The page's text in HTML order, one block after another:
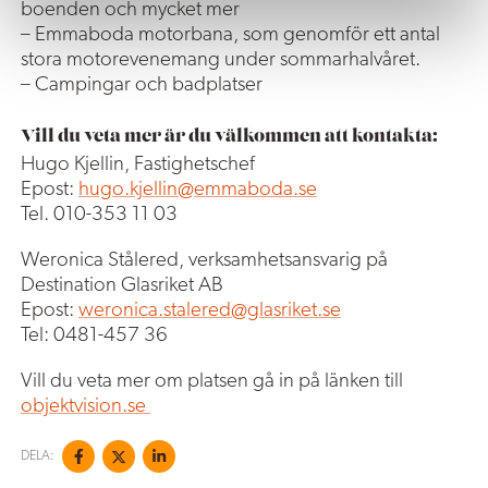
boenden och mycket mer
– Emmaboda motorbana, som genomför ett antal
stora motorevenemang under sommarhalvåret.
– Campingar och badplatser
Vill du veta mer är du välkommen att kontakta:
Hugo Kjellin, Fastighetschef
Epost: hugo.kjellin@emmaboda.se
Tel. 010-353 11 03
Weronica Stålered, verksamhetsansvarig på
Destination Glasriket AB
Epost: weronica.stalered@glasriket.se
Tel: 0481-457 36
Vill du veta mer om platsen gå in på länken till
objektvision.se
DELA: